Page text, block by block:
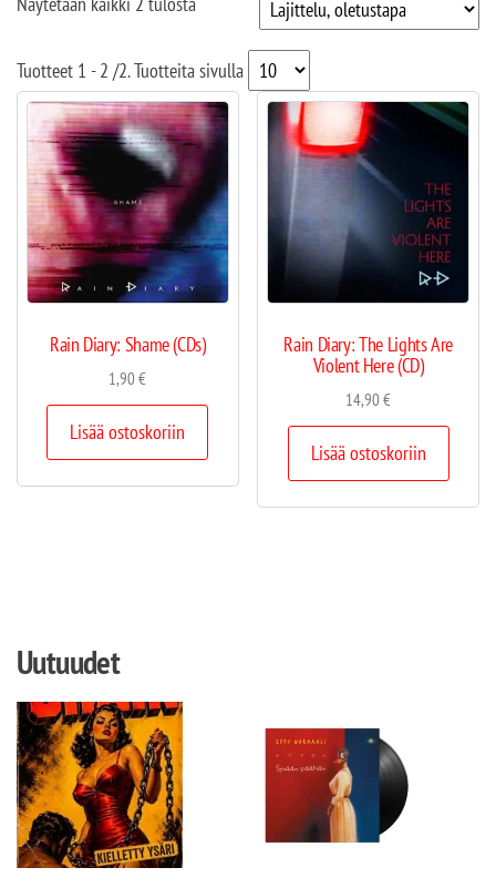
Tuotteet 1 - 2 /2. Tuotteita sivulla
Rain Diary: Shame (CDs)
1,90€
Lisää ostoskoriin
Rain Diary: The Lights Are
Violent Here (CD)
14,90€
Lisää ostoskoriin
Uutuudet